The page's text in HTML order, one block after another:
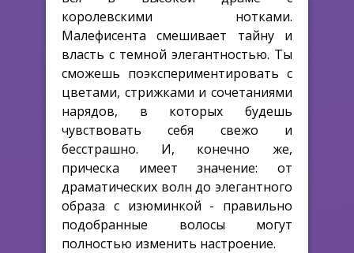
королевскими нотками.
Малефисента смешивает тайну и
власть с темной элегантностью. Ты
сможешь поэкспериментировать с
цветами, стрижками и сочетаниями
нарядов, в которых будешь
чувствовать себя свежо и
бесстрашно. И, конечно же,
прическа имеет значение: от
драматических волн до элегантного
образа с изюминкой - правильно
подобранные волосы могут
полностью изменить настроение.